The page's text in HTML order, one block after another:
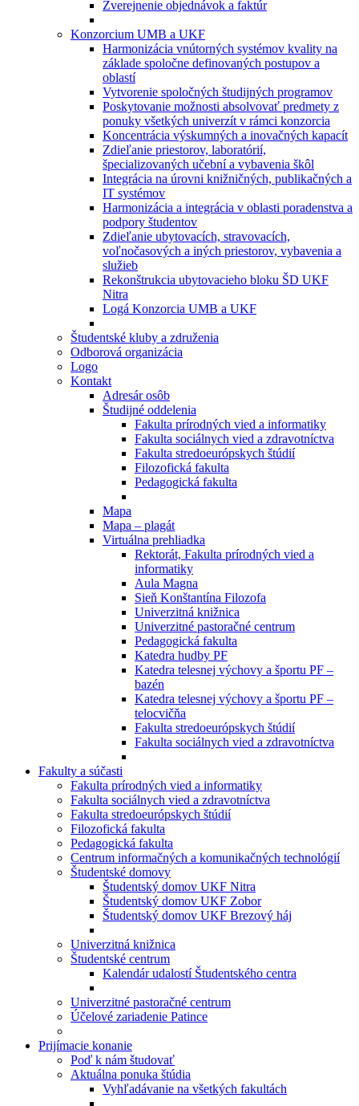
Zverejnenie objednávok a faktúr
Konzorcium UMB a UKF
Harmonizácia vnútorných systémov kvality na
základe spoločne definovaných postupov a
oblastí
Vytvorenie spoločných študijných programov
Poskytovanie možnosti absolvovať predmety z
ponuky všetkých univerzít v rámci konzorcia
Koncentrácia výskumných a inovačných kapacít
Zdieľanie priestorov, laboratórií,
špecializovaných učební a vybavenia škôl
Integrácia na úrovni knižničných, publikačných a
IT systémov
Harmonizácia a integrácia v oblasti poradenstva a
podpory študentov
Zdieľanie ubytovacích, stravovacích,
voľnočasových a iných priestorov, vybavenia a
služieb
Rekonštrukcia ubytovacieho bloku ŠD UKF
Nitra
Logá Konzorcia UMB a UKF
Študentské kluby a združenia
Odborová organizácia
Logo
Kontakt
Adresár osôb
Študijné oddelenia
Fakulta prírodných vied a informatiky
Fakulta sociálnych vied a zdravotníctva
Fakulta stredoeurópskych štúdií
Filozofická fakulta
Pedagogická fakulta
Mapa
Mapa – plagát
Virtuálna prehliadka
Rektorát, Fakulta prírodných vied a
informatiky
Aula Magna
Sieň Konštantína Filozofa
Univerzitná knižnica
Univerzitné pastoračné centrum
Pedagogická fakulta
Katedra hudby PF
Katedra telesnej výchovy a športu PF –
bazén
Katedra telesnej výchovy a športu PF –
telocvičňa
Fakulta stredoeurópskych štúdií
Fakulta sociálnych vied a zdravotníctva
Fakulty a súčasti
Fakulta prírodných vied a informatiky
Fakulta sociálnych vied a zdravotníctva
Fakulta stredoeurópskych štúdií
Filozofická fakulta
Pedagogická fakulta
Centrum informačných a komunikačných technológií
Študentské domovy
Študentský domov UKF Nitra
Študentský domov UKF Zobor
Študentský domov UKF Brezový háj
Univerzitná knižnica
Študentské centrum
Kalendár udalostí Študentského centra
Univerzitné pastoračné centrum
Účelové zariadenie Patince
Prijímacie konanie
Poď k nám študovať
Aktuálna ponuka štúdia
Vyhľadávanie na všetkých fakultách